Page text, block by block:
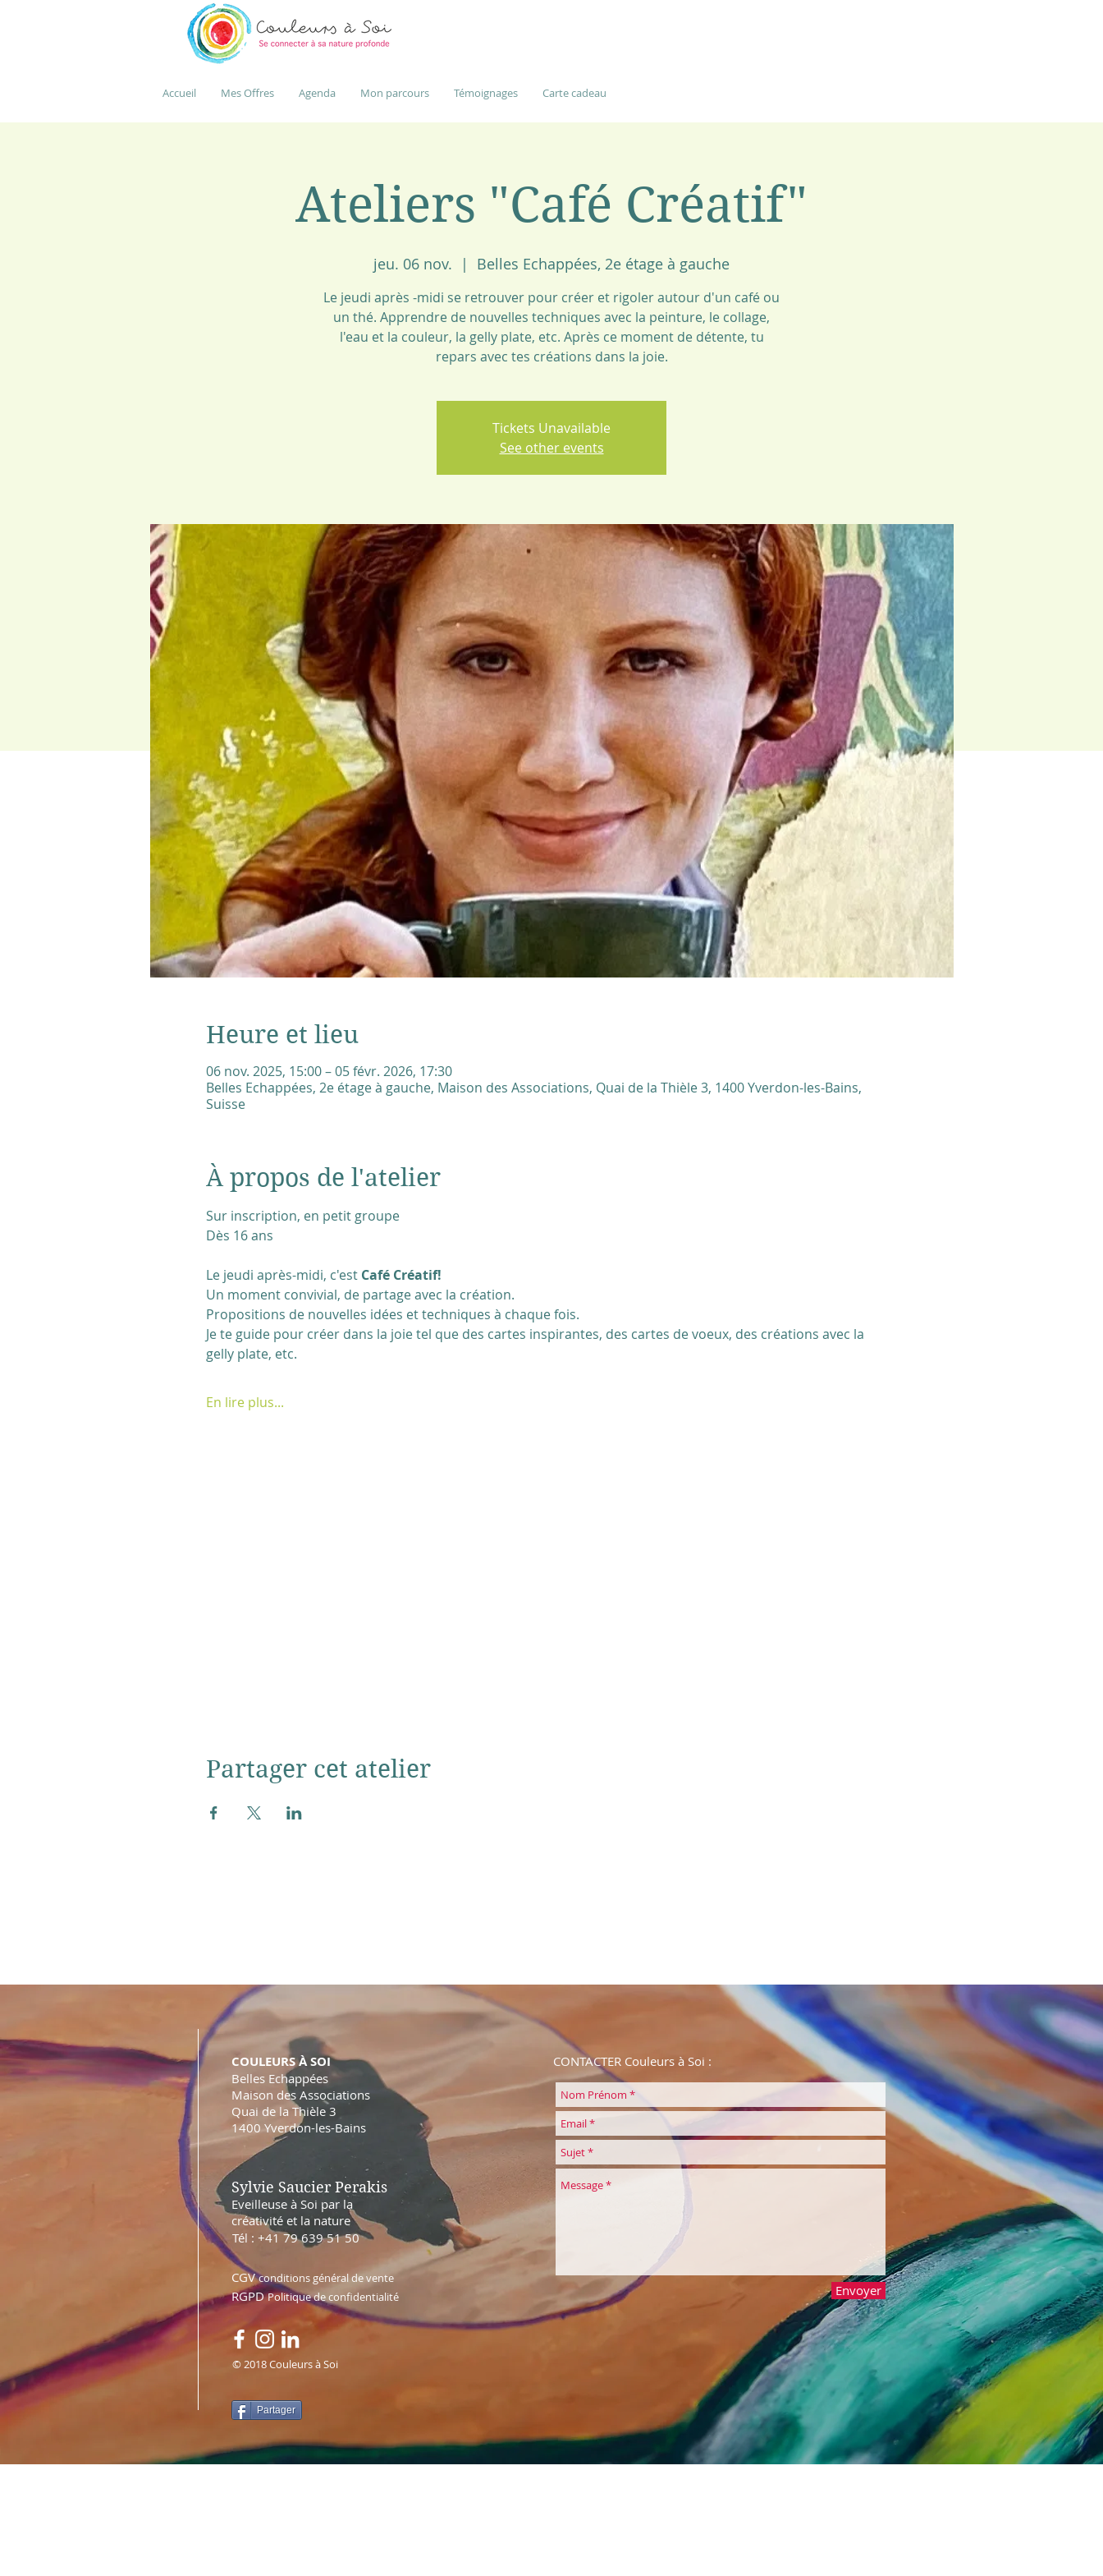
Accueil Mes Offres Agenda Mon parcours Témoignages Carte cadeau
Ateliers "Café Créatif"
jeu. 06 nov.
  |
Belles Echappées, 2e étage à gauche
Le jeudi après -midi se retrouver pour créer et rigoler autour d'un café ou
un thé. Apprendre de nouvelles techniques avec la peinture, le collage,
l'eau et la couleur, la gelly plate, etc. Après ce moment de détente, tu
Tickets Unavailable
See other events
Heure et lieu
06 nov. 2025, 15:00 – 05 févr. 2026, 17:30
Belles Echappées, 2e étage à gauche, Maison des Associations, Quai de la Thièle 3, 1400 Yverdon-les-Bains,
Suisse
À propos de l'atelier
Sur inscription, en petit groupe
Dès 16 ans
Le jeudi après-midi, c'est Café Créatif!
Un moment convivial, de partage avec la création.
Propositions de nouvelles idées et techniques à chaque fois.
Je te guide pour créer dans la joie tel que des cartes inspirantes, des cartes de voeux, des créations avec la
gelly plate, etc.
En lire plus...
Partager cet atelier
COULEURS À SOI
Belles Echappées
Maison des Associations
Quai de la Thièle 3
1400 Yverdon-les-Bains
Sylvie Saucier Perakis
Eveilleuse à Soi par la
créativité et la nature
Tél : +41 79 639 51 50
CGVconditions général de vente
RGPDPolitique de confidentialité
CONTACTER Couleurs à Soi :
Envoyer
© 2018 Couleurs à Soi
Partager